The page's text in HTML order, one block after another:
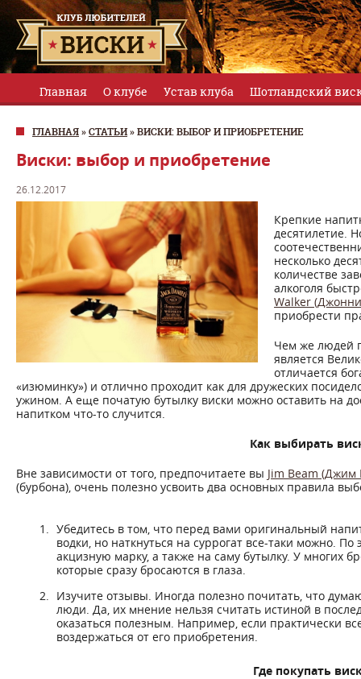
Главная О клубе Устав клуба Шотландский
ГЛАВНАЯ»СТАТЬИ»ВИСКИ: ВЫБОР И ПРИОБРЕТЕНИЕ
Виски: выбор и приобретение
26.12.2017
Крепкие
десятилетие.
несколько
количестве
алкоголя
Walker
приобрести
Чем же людей
является
отличается
«изюминку») и отлично проходит как для дружеских
ужином. А еще початую бутылку виски можно оставить на
напитком что-то случится.
Как выбирать
Вне зависимости от того, предпочитаете вы Jim Beam (Джим
(бурбона), очень полезно усвоить два основных правила
Убедитесь в том, что перед вами оригинальный
водки, но наткнуться на суррогат все-таки можно.
акцизную марку, а также на саму бутылку. У многих
которые сразу бросаются в глаза.
Изучите отзывы. Иногда полезно почитать, что
люди. Да, их мнение нельзя считать истиной в
оказаться полезным. Например, если практически
воздержаться от его приобретения.
Где покупать